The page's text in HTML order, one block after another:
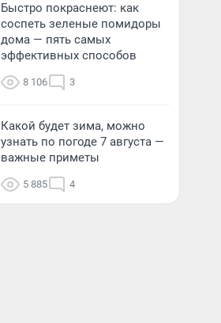
Быстро покраснеют: как
соспеть зеленые помидоры
дома — пять самых
эффективных способов
8 106 3
Какой будет зима, можно
узнать по погоде 7 августа —
важные приметы
5 885 4